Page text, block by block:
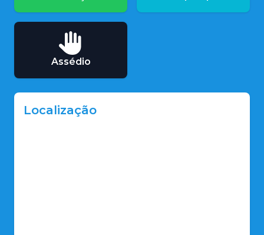
Assédio
Localização